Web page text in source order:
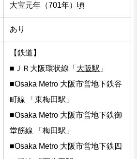
大宝元年（701年）頃
あり
【鉄道】
■ＪＲ大阪環状線「 大阪駅 」
■Osaka Metro 大阪市営地下鉄谷
町線 「東梅田駅」
■Osaka Metro 大阪市営地下鉄御
堂筋線 「梅田駅」
■Osaka Metro 大阪市営地下鉄四